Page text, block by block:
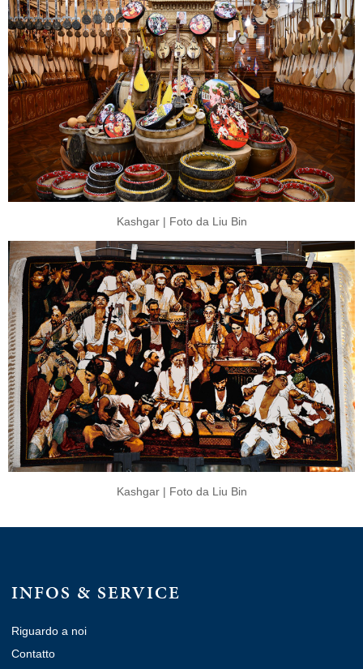
Kashgar | Foto da Liu Bin
Kashgar | Foto da Liu Bin
INFOS & SERVICE
Riguardo a noi
Contatto